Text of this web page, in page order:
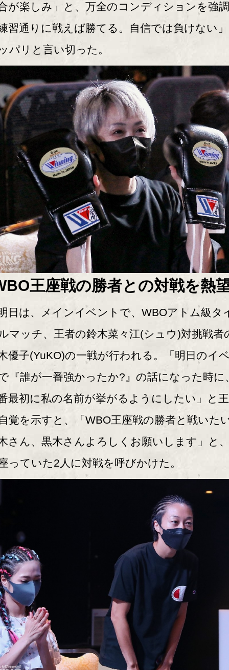
が楽しみ」と、万全のコンディションを強
習通りに戦えば勝てる。自信では負けない
パリと言い切った。
王座戦の勝者との対戦を熱
は、メインイベントで、WBOアトム級タ
マッチ、王者の鈴木菜々江(シュウ)対挑戦者
優子(YuKO)の一戦が行われる。「明日のイ
『誰が一番強かったか?』の話になった時に
最初に私の名前が挙がるようにしたい」と
覚を示すと、「WBO王座戦の勝者と戦いた
さん、黒木さんよろしくお願いします」と
っていた2人に対戦を呼びかけた。